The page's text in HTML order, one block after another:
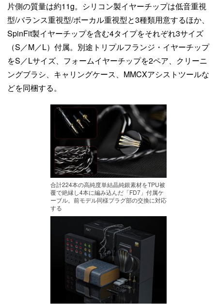
片側の質量は約11g。シリコン製イヤーチップは低音重視
型/バランス重視型/ボーカル重視型と3種類用意するほか、
SpinFit製イヤーチップを含む4タイプをそれぞれ3サイズ
（S／M／L）付属。別途トリプルフランジ・イヤーチップ
をS／Lサイズ、フォームイヤーチップを2ペア、クリーニ
ングブラシ、キャリングケース、MMCXアシストツールな
どを同梱する。
合計224本の高純度単結晶純銀素材をTPU被
覆で絶縁し4本に編み込んだ「FD7」付属ケ
ーブル。前モデル同様プラグ部の交換に対応
する